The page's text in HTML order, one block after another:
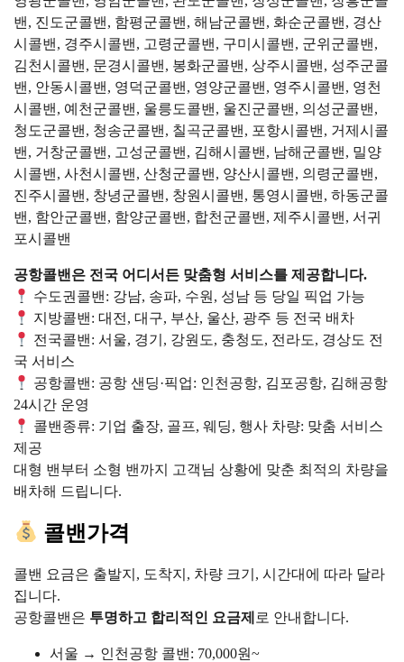
밴, 진도군콜밴, 함평군콜밴, 해남군콜밴, 화순군콜밴, 경산
시콜밴, 경주시콜밴, 고령군콜밴, 구미시콜밴, 군위군콜밴,
김천시콜밴, 문경시콜밴, 봉화군콜밴, 상주시콜밴, 성주군콜
밴, 안동시콜밴, 영덕군콜밴, 영양군콜밴, 영주시콜밴, 영천
시콜밴, 예천군콜밴, 울릉도콜밴, 울진군콜밴, 의성군콜밴,
청도군콜밴, 청송군콜밴, 칠곡군콜밴, 포항시콜밴, 거제시콜
밴, 거창군콜밴, 고성군콜밴, 김해시콜밴, 남해군콜밴, 밀양
시콜밴, 사천시콜밴, 산청군콜밴, 양산시콜밴, 의령군콜밴,
진주시콜밴, 창녕군콜밴, 창원시콜밴, 통영시콜밴, 하동군콜
밴, 함안군콜밴, 함양군콜밴, 합천군콜밴, 제주시콜밴, 서귀
포시콜밴
공항콜밴은 전국 어디서든 맞춤형 서비스를 제공합니다.
수도권콜밴: 강남, 송파, 수원, 성남 등 당일 픽업 가능
지방콜밴: 대전, 대구, 부산, 울산, 광주 등 전국 배차
전국콜밴: 서울, 경기, 강원도, 충청도, 전라도, 경상도 전
국 서비스
공항콜밴: 공항 샌딩·픽업: 인천공항, 김포공항, 김해공항
24시간 운영
콜밴종류: 기업 출장, 골프, 웨딩, 행사 차량: 맞춤 서비스
제공
대형 밴부터 소형 밴까지 고객님 상황에 맞춘 최적의 차량을
배차해 드립니다.
콜밴가격
콜밴 요금은 출발지, 도착지, 차량 크기, 시간대에 따라 달라
집니다.
공항콜밴은 투명하고 합리적인 요금제 로 안내합니다.
서울 → 인천공항 콜밴: 70,000원~